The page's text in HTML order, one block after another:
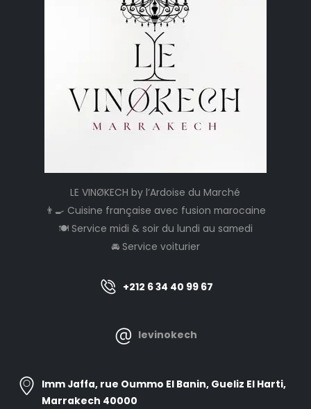
LE VINØKECH by l’Ardoise du Marché
👨‍🍳 Cuisine française avec fusion marocaine
🍽️ Service midi & soir du lundi au samedi
🚘 Service voiturier
+212 6 34 40 99 67
levinokech
Imm Jaffa, rue Oummo El Banin, Gueliz El Harti,
Marrakech 40000